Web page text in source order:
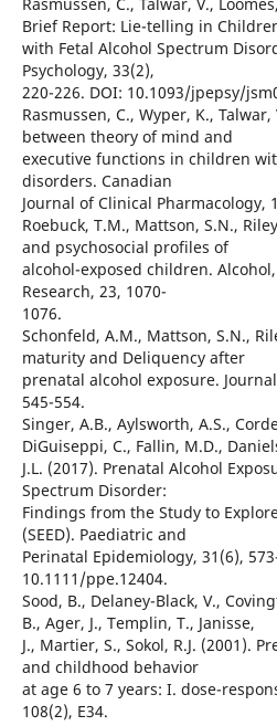
Brief Report: Lie-telling in
with Fetal Alcohol Spectrum
Psychology, 33(2),
220-226. DOI: 10.1093/jpepsy/
Rasmussen, C., Wyper, K.,
between theory of mind and
executive functions in children
disorders. Canadian
Journal of Clinical Pharmacology,
Roebuck, T.M., Mattson, S.N.,
and psychosocial profiles of
alcohol-exposed children.
Research, 23, 1070-
1076.
Schonfeld, A.M., Mattson, S.N.,
maturity and Deliquency after
prenatal alcohol exposure.
545-554.
Singer, A.B., Aylsworth, A.S.,
DiGuiseppi, C., Fallin, M.D.,
J.L. (2017). Prenatal Alcohol
Spectrum Disorder:
Findings from the Study to
(SEED). Paediatric and
Perinatal Epidemiology, 31(6),
10.1111/ppe.12404.
Sood, B., Delaney-Black, V.,
B., Ager, J., Templin, T., Janisse,
J., Martier, S., Sokol, R.J. (2001).
and childhood behavior
at age 6 to 7 years: I. dose-
108(2), E34.